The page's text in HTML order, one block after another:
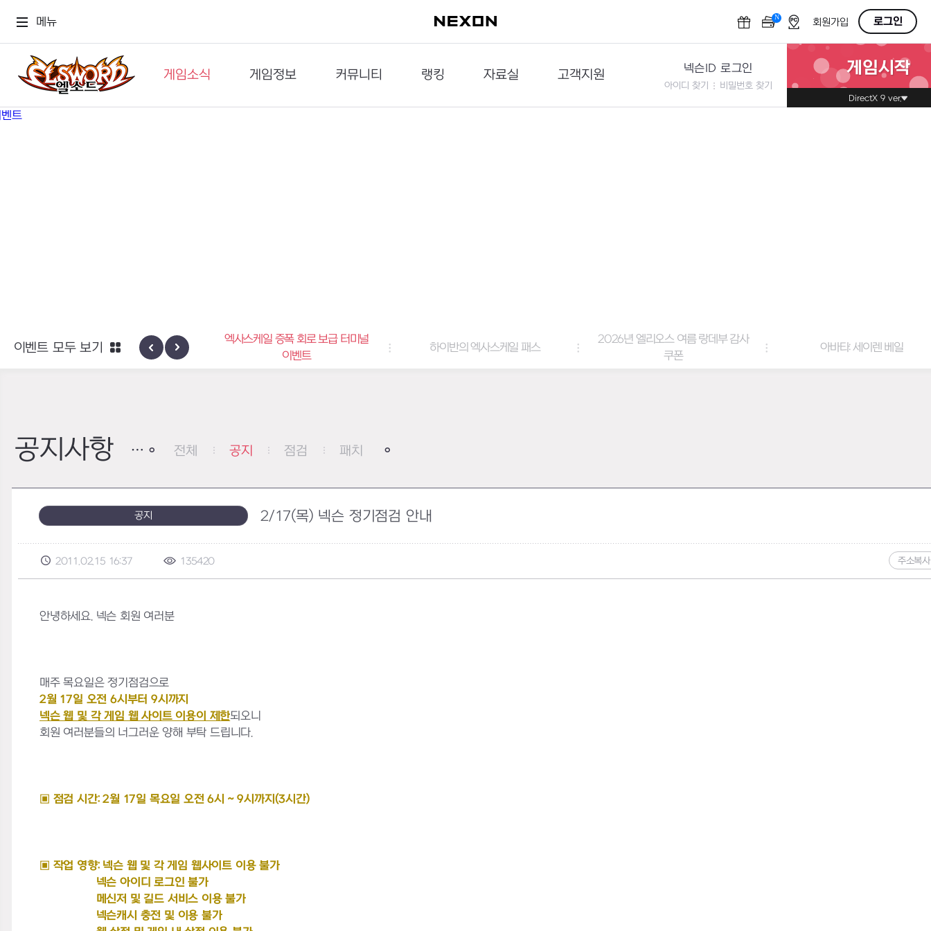
메뉴 N OFF회원가입 로그인
게임소식
공지사항
게임정보
세계관
커뮤니티
이슈게시판
랭킹
던전랭킹
자료실
다운로드
고객지원
문의하기
넥슨ID 로그인
아이디 찾기 비밀번호 찾기
게임시작
DirectX 9 ver.
신규 지역 네블론
엑사스케일 증폭 회로 보급 터미널
이벤트
하이반의 엑사스케일 패스
2026년 엘리오스 여름 랑데부 감사
쿠폰
아바타: 세이렌 베일
이벤트 모두 보기
공지사항 전체 공지 점검 패치
공지 2/17(목) 넥슨 정기점검 안내
2011.02.15 16:37 135420 주소복사
안녕하세요. 넥슨 회원 여러분
매주 목요일은 정기점검으로
2월 17일 오전 6시부터 9시까지
넥슨 웹 및 각 게임 웹 사이트 이용이 제한되오니
회원 여러분들의 너그러운 양해 부탁 드립니다.
▣ 점검 시간: 2월 17일 목요일 오전 6시 ~ 9시까지(3시간)
▣ 작업 영향: 넥슨 웹 및 각 게임 웹사이트 이용 불가
넥슨 아이디 로그인 불가
메신저 및 길드 서비스 이용 불가
넥슨캐시 충전 및 이용 불가